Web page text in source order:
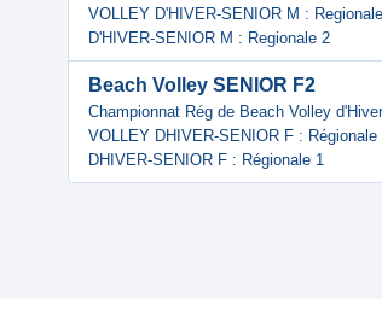
VOLLEY D'HIVER-SENIOR M :
D'HIVER-SENIOR M : Regionale 2
Beach Volley SENIOR F2
Championnat Rég de Beach Volley
VOLLEY DHIVER-SENIOR F :
DHIVER-SENIOR F : Régionale 1